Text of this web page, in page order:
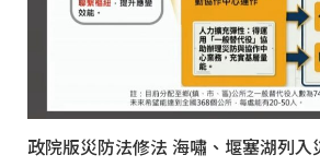
政院版災防法修法 海嘯、堰塞湖列入